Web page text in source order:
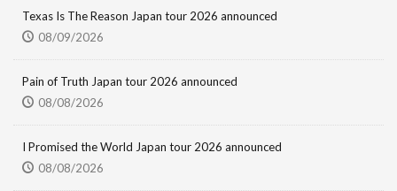
Texas Is The Reason Japan tour 2026 announced
08/09/2026
Pain of Truth Japan tour 2026 announced
08/08/2026
I Promised the World Japan tour 2026 announced
08/08/2026